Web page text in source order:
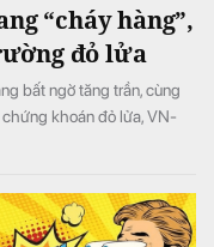
“cháy hàng”,
đỏ lửa
bất ngờ tăng trần, cùng
khoán đỏ lửa, VN-